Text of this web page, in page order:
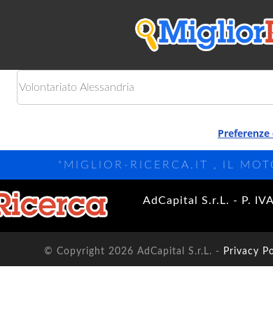
"MIGLIOR-RICERCA.IT , IL
AdCapital S.r.L. - P.
© Copyright 2026 AdCapital S.r.L. - Privacy